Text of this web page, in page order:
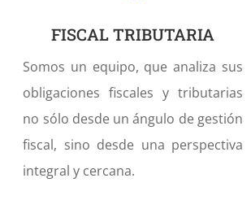
FISCAL TRIBUTARIA
Somos un equipo, que analiza sus
obligaciones fiscales y tributarias
no sólo desde un ángulo de gestión
fiscal, sino desde una perspectiva
integral y cercana.